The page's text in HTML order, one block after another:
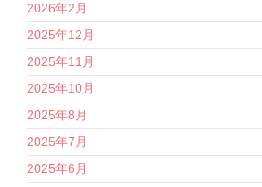
2026年2月
2025年12月
2025年11月
2025年10月
2025年8月
2025年7月
2025年6月